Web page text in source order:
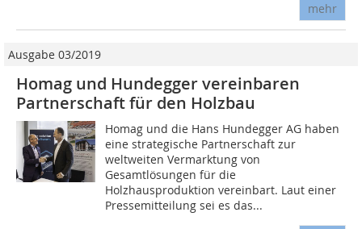
mehr
Ausgabe 03/2019
Homag und Hundegger vereinbaren
Partnerschaft für den Holzbau
Homag und die Hans Hundegger AG haben
eine strategische Partnerschaft zur
weltweiten Vermarktung von
Gesamtlösungen für die
Holzhausproduktion vereinbart. Laut einer
Pressemitteilung sei es das...